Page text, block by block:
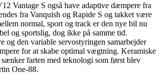
Vantage S også have adaptive dæmpere fra
fra Vanquish og Rapide S og takket være
normal, sport og track er den nye bil nu
og sportslig, dog ikke på samme tid.
og den variable servostyringen samarbejder
for at skabe optimal vægtning. Keramiske
farten med teknologi som først blev
One-88.